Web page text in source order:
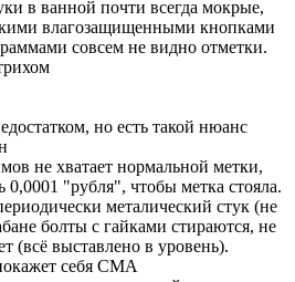
в ванной почти всегда мокрые,
влагозащищенными кнопками
совсем не видно отметки.
но есть такой нюанс
не хватает нормальной метки,
"рубля", чтобы метка стояла.
металический стук (не
болты с гайками стираются, не
(всё выставлено в уровень).
себя СМА